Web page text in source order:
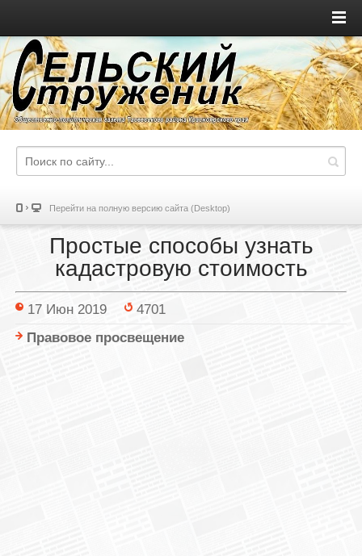
Перейти на полную версию сайта (Desktop)
Простые способы узнать
кадастровую стоимость
17 Июн 2019
4701
Правовое просвещение